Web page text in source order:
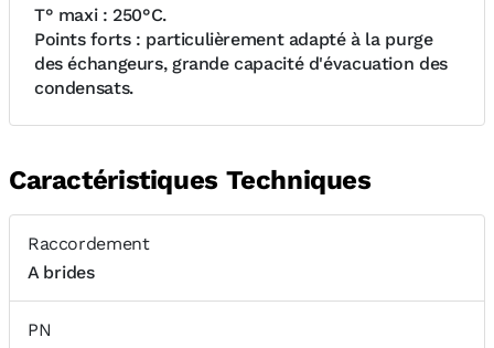
T° maxi : 250°C.
Points forts : particulièrement adapté à la purge
des échangeurs, grande capacité d'évacuation des
condensats.
Caractéristiques Techniques
Raccordement
A brides
PN